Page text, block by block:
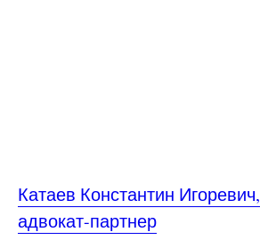
Катаев Константин Игоревич,
адвокат-партнер